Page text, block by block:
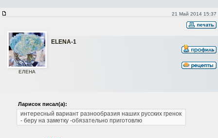
21 Май 2014 15:37
ELENA-1
ЕЛЕНА
Ларисок писал(а):
интересный вариант разнообразия наших русских гренок
- беру на заметку -обязательно приготовлю